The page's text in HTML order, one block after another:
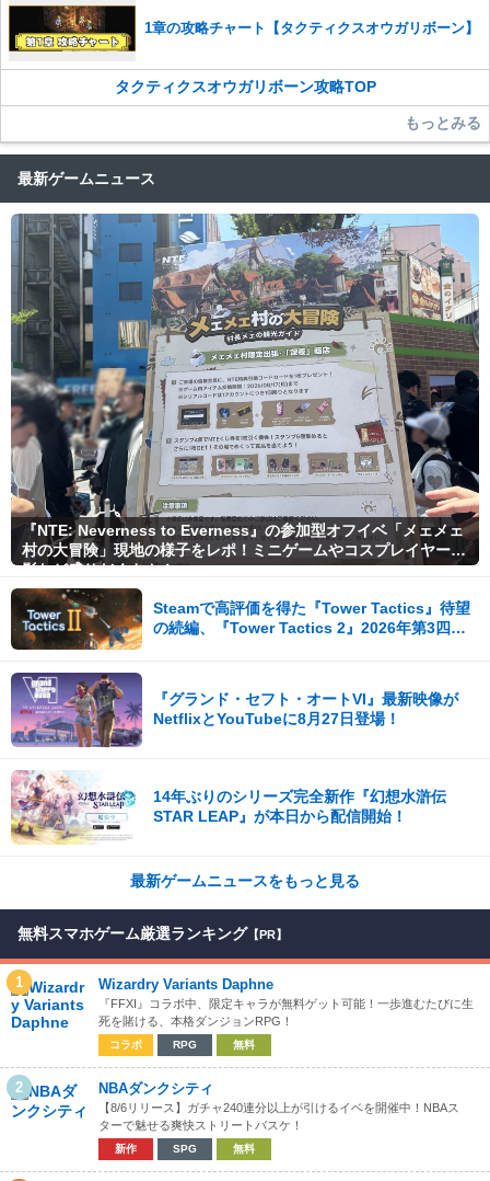
1章の攻略チャート【タクティクスオウガリボーン】
タクティクスオウガリボーン攻略TOP
もっとみる
最新ゲームニュース
『NTE: Neverness to Everness』の参加型オフイベ「メェメェ
村の大冒険」現地の様子をレポ！ミニゲームやコスプレイヤー撮
影など盛りだくさん！
Steamで高評価を得た『Tower Tactics』待望
の続編、『Tower Tactics 2』2026年第3四半
『グランド・セフト・オートVI』最新映像が
NetflixとYouTubeに8月27日登場！
14年ぶりのシリーズ完全新作『幻想水滸伝
STAR LEAP』が本日から配信開始！
最新ゲームニュースをもっと見る
無料スマホゲーム厳選ランキング 【PR】
1 Wizardry Variants Daphne
『FFXI』コラボ中、限定キャラが無料ゲット可能！一歩進むたびに生
死を賭ける、本格ダンジョンRPG！
コラボ RPG 無料
2 NBAダンクシティ
【8/6リリース】ガチャ240連分以上が引けるイベを開催中！NBAス
ターで魅せる爽快ストリートバスケ！
新作 SPG 無料